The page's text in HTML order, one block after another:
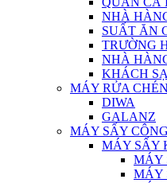
NHÀ
SUẤT ĂN
TRƯỜNG
NHÀ
KHÁCH
MÁY RỬA
DIWA
GALANZ
MÁY SẤY
MÁY SẤY
MÁY
MÁY